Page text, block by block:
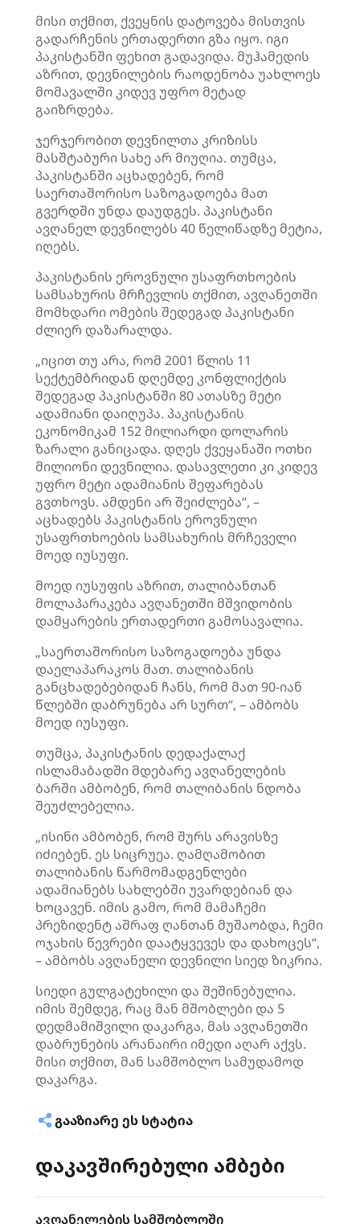
მისი თქმით, ქვეყნის დატოვება მისთვის
გადარჩენის ერთადერთი გზა იყო. იგი
პაკისტანში ფეხით გადავიდა. მუჰამედის
აზრით, დევნილების რაოდენობა უახლოეს
მომავალში კიდევ უფრო მეტად
გაიზრდება.
ჯერჯერობით დევნილთა კრიზისს
მასშტაბური სახე არ მიუღია. თუმცა,
პაკისტანში აცხადებენ, რომ
საერთაშორისო საზოგადოება მათ
გვერდში უნდა დაუდგეს. პაკისტანი
ავღანელ დევნილებს 40 წელიწადზე მეტია,
იღებს.
პაკისტანის ეროვნული უსაფრთხოების
სამსახურის მრჩევლის თქმით, ავღანეთში
მომხდარი ომების შედეგად პაკისტანი
ძლიერ დაზარალდა.
„იცით თუ არა, რომ 2001 წლის 11
სექტემბრიდან დღემდე კონფლიქტის
შედეგად პაკისტანში 80 ათასზე მეტი
ადამიანი დაიღუპა. პაკისტანის
ეკონომიკამ 152 მილიარდი დოლარის
ზარალი განიცადა. დღეს ქვეყანაში ოთხი
მილიონი დევნილია. დასავლეთი კი კიდევ
უფრო მეტი ადამიანის შეფარებას
გვთხოვს. ამდენი არ შეიძლება“, –
აცხადებს პაკისტანის ეროვნული
უსაფრთხოების სამსახურის მრჩეველი
მოედ იუსუფი.
მოედ იუსუფის აზრით, თალიბანთან
მოლაპარაკება ავღანეთში მშვიდობის
დამყარების ერთადერთი გამოსავალია.
„საერთაშორისო საზოგადოება უნდა
დაელაპარაკოს მათ. თალიბანის
განცხადებებიდან ჩანს, რომ მათ 90-იან
წლებში დაბრუნება არ სურთ“, – ამბობს
მოედ იუსუფი.
თუმცა, პაკისტანის დედაქალაქ
ისლამაბადში მდებარე ავღანელების
ბარში ამბობენ, რომ თალიბანის ნდობა
შეუძლებელია.
„ისინი ამბობენ, რომ შურს არავისზე
იძიებენ. ეს სიცრუეა. ღამღამობით
თალიბანის წარმომადგენლები
ადამიანებს სახლებში უვარდებიან და
ხოცავენ. იმის გამო, რომ მამაჩემი
პრეზიდენტ აშრაფ ღანთან მუშაობდა, ჩემი
ოჯახის წევრები დაატყვევეს და დახოცეს“,
– ამბობს ავღანელი დევნილი სიედ ზიკრია.
სიედი გულგატეხილი და შეშინებულია.
იმის შემდეგ, რაც მან მშობლები და 5
დედმამიშვილი დაკარგა, მას ავღანეთში
დაბრუნების არანაირი იმედი აღარ აქვს.
მისი თქმით, მან სამშობლო სამუდამოდ
დაკარგა.
ᲒᲐᲐᲖᲘᲐᲠᲔ ᲔᲡ ᲡᲢᲐᲢᲘᲐ
დაკავშირებული ამბები
ავღანელების სამშობლოში